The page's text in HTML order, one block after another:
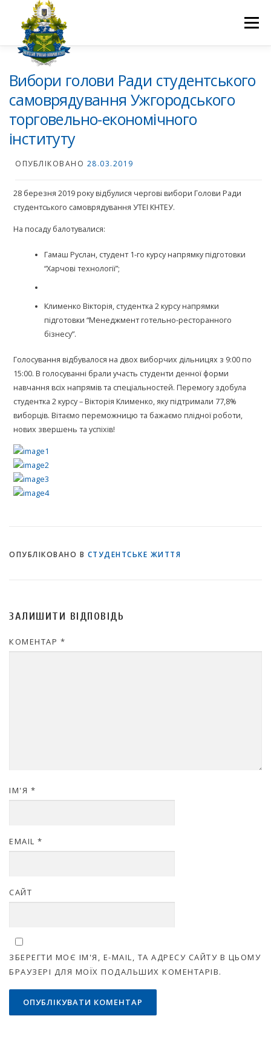
Меню
ПРО НАС
ВОЛОНТЕРСТВО
Вибори голови Ради студентського
самоврядування Ужгородського
торговельно-економічного
інституту
ОПУБЛІКОВАНО 28.03.2019
28 березня 2019 року відбулися чергові вибори Голови Ради
студентського самоврядування УТЕІ КНТЕУ.
На посаду балотувалися:
Гамаш Руслан, студент 1-го курсу напрямку підготовки
“Харчові технології”;
Клименко Вікторія, студентка 2 курсу напрямки
підготовки “Менеджмент готельно-ресторанного
бізнесу”.
Голосування відбувалося на двох виборчих дільницях з 9:00 по
15:00. В голосуванні брали участь студенти денної форми
навчання всіх напрямів та спеціальностей. Перемогу здобула
студентка 2 курсу – Вікторія Клименко, яку підтримали 77,8%
виборців. Вітаємо переможницю та бажаємо плідної роботи,
нових звершень та успіхів!
ОПУБЛІКОВАНО В СТУДЕНТСЬКЕ ЖИТТЯ
ЗАЛИШИТИ ВІДПОВІДЬ
КОМЕНТАР *
ІМ'Я *
EMAIL *
САЙТ
ЗБЕРЕГТИ МОЄ ІМ'Я, E-MAIL, ТА АДРЕСУ САЙТУ В ЦЬОМУ
БРАУЗЕРІ ДЛЯ МОЇХ ПОДАЛЬШИХ КОМЕНТАРІВ.